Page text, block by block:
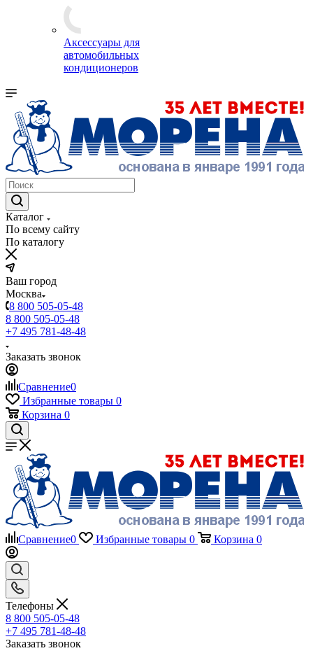
Аксессуары для
автомобильных
кондиционеров
Каталог
По всему сайту
По каталогу
Ваш город
Москва
8 800 505-05-48
8 800 505-05-48
+7 495 781-48-48
Заказать звонок
Сравнение0
Избранные товары 0
Корзина 0
Сравнение0 Избранные товары 0 Корзина 0
Телефоны
8 800 505-05-48
+7 495 781-48-48
Заказать звонок